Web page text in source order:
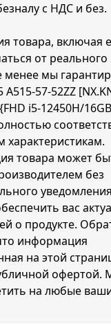
с НДС и без.
товара, включая
от
менее мы
57-52ZZ
i5-12450H/
характеристикам.
товара может
без
вас
о продукте.
информация
на этой
офертой.
на любые